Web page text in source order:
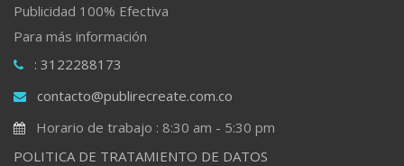
Publicidad 100% Efectiva
Para más información
: 3122288173
contacto@publirecreate.com.co
Horario de trabajo : 8:30 am - 5:30 pm
POLITICA DE TRATAMIENTO DE DATOS